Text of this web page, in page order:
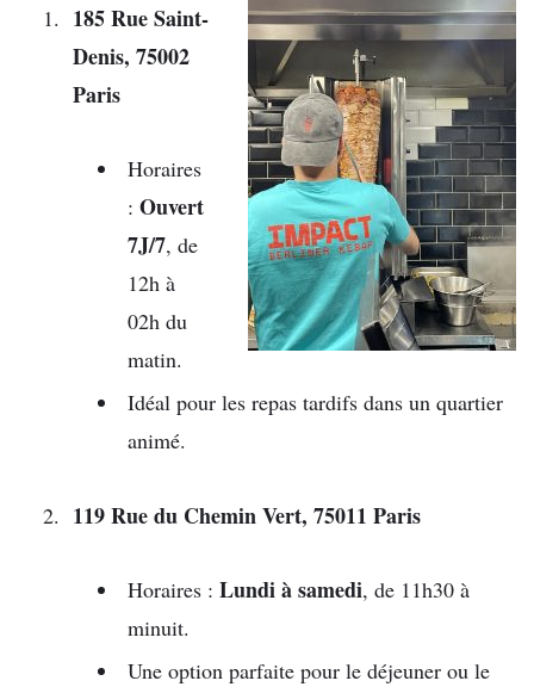
185 Rue Saint-
Denis, 75002
Paris
Horaires
: Ouvert
7J/7, de
12h à
02h du
matin.
Idéal pour les repas tardifs dans un quartier
animé.
119 Rue du Chemin Vert, 75011 Paris
Horaires : Lundi à samedi, de 11h30 à
minuit.
Une option parfaite pour le déjeuner ou le